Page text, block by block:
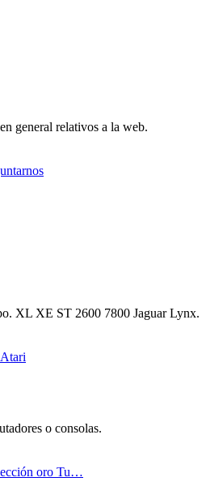
general relativos a la web.
XL XE ST 2600 7800 Jaguar Lynx.
o consolas.
oro Tu…